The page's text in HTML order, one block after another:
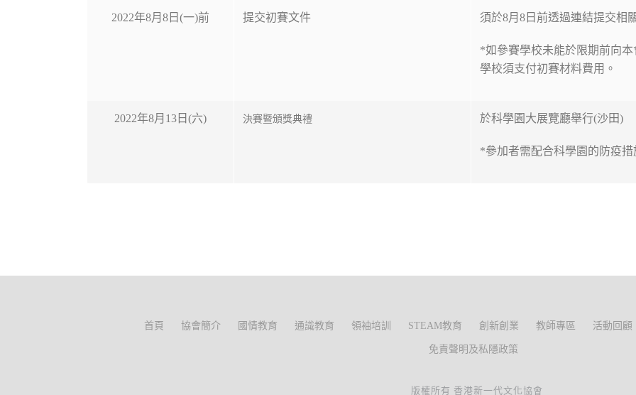
2022年8月8日(一)前 提交初賽文件 須於8月8日前透過連結提交相
*如參賽學校未能於限期前向
學校須支付初賽材料費用。
2022年8月13日(六) 決賽暨頒獎典禮 於科學園大展覽廳舉行(沙田)
*參加者需配合科學園的防疫
首頁 協會簡介 國情教育 通識教育 領袖培訓 STEAM教育 創新創業 教師專區 活動回顧
免責聲明及私隱政策
版權所有 香港新一代文化協會